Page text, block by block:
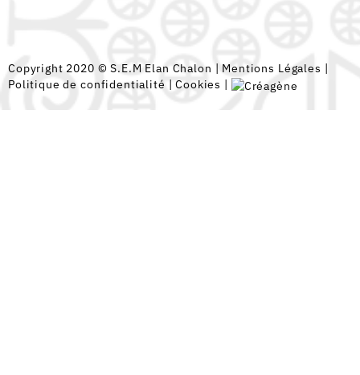
Copyright 2020 © S.E.M Elan Chalon | Mentions Légales |
Politique de confidentialité |Cookies |